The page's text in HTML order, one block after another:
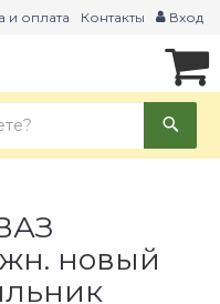
и оплата Контакты Вход
новый